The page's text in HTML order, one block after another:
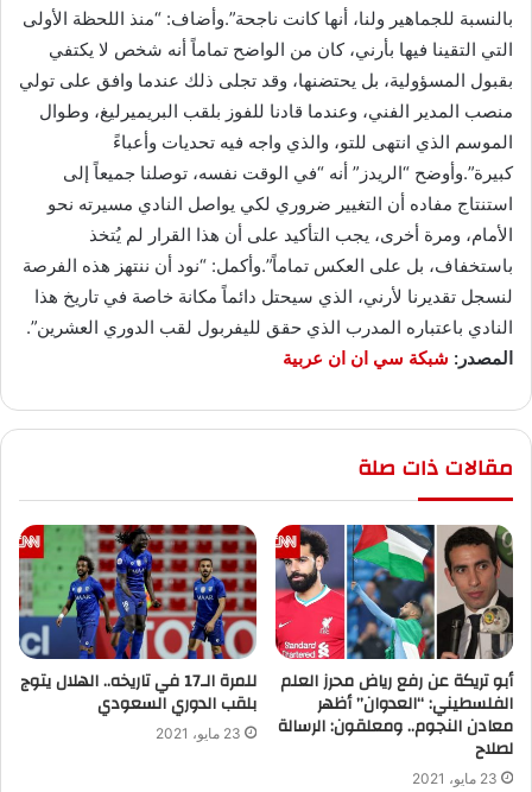
بالنسبة للجماهير ولنا، أنها كانت ناجحة”.وأضاف: “منذ اللحظة الأولى
التي التقينا فيها بأرني، كان من الواضح تماماً أنه شخص لا يكتفي
بقبول المسؤولية، بل يحتضنها، وقد تجلى ذلك عندما وافق على تولي
منصب المدير الفني، وعندما قادنا للفوز بلقب البريميرليغ، وطوال
الموسم الذي انتهى للتو، والذي واجه فيه تحديات وأعباءً
كبيرة”.وأوضح “الريدز” أنه “في الوقت نفسه، توصلنا جميعاً إلى
استنتاج مفاده أن التغيير ضروري لكي يواصل النادي مسيرته نحو
الأمام، ومرة أخرى، يجب التأكيد على أن هذا القرار لم يُتخذ
باستخفاف، بل على العكس تماماً”.وأكمل: “نود أن ننتهز هذه الفرصة
لنسجل تقديرنا لأرني، الذي سيحتل دائماً مكانة خاصة في تاريخ هذا
النادي باعتباره المدرب الذي حقق لليفربول لقب الدوري العشرين”.
المصدر: شبكة سي ان ان عربية
مقالات ذات صلة
أبو تريكة عن رفع رياض محرز العلم
الفلسطيني: “العدوان” أظهر
معادن النجوم.. ومعلقون: الرسالة
لصلاح
23 مايو، 2021
للمرة الـ17 في تاريخه.. الهلال يتوج
بلقب الدوري السعودي
23 مايو، 2021